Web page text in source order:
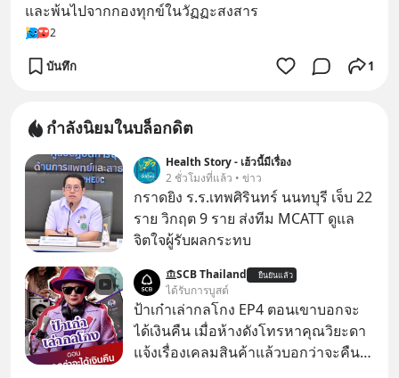
และพ้นไปจากกองทุกข์ในวัฏฏะสงสาร
2
บันทึก 1
กำลังนิยมในบล็อกดิต
Health Story - เฮ้วนี้มีเรื่อง
2 ชั่วโมงที่แล้ว • ข่าว
กราดยิง ร.ร.เทพศิรินทร์ นนทบุรี เจ็บ 22
ราย วิกฤต 9 ราย ส่งทีม MCATT ดูแล
จิตใจผู้รับผลกระทบ
SCB Thailand ยืนยันแล้ว
ได้รับการบูสต์
ป้าเก๋าเล่ากลโกง EP4 ตอนเขาบอกจะ
ได้เงินคืน เมื่อห้างดังโทรหาคุณวิยะดา
แจ้งเรื่องเคลมสินค้าแล้วบอกว่าจะคืน